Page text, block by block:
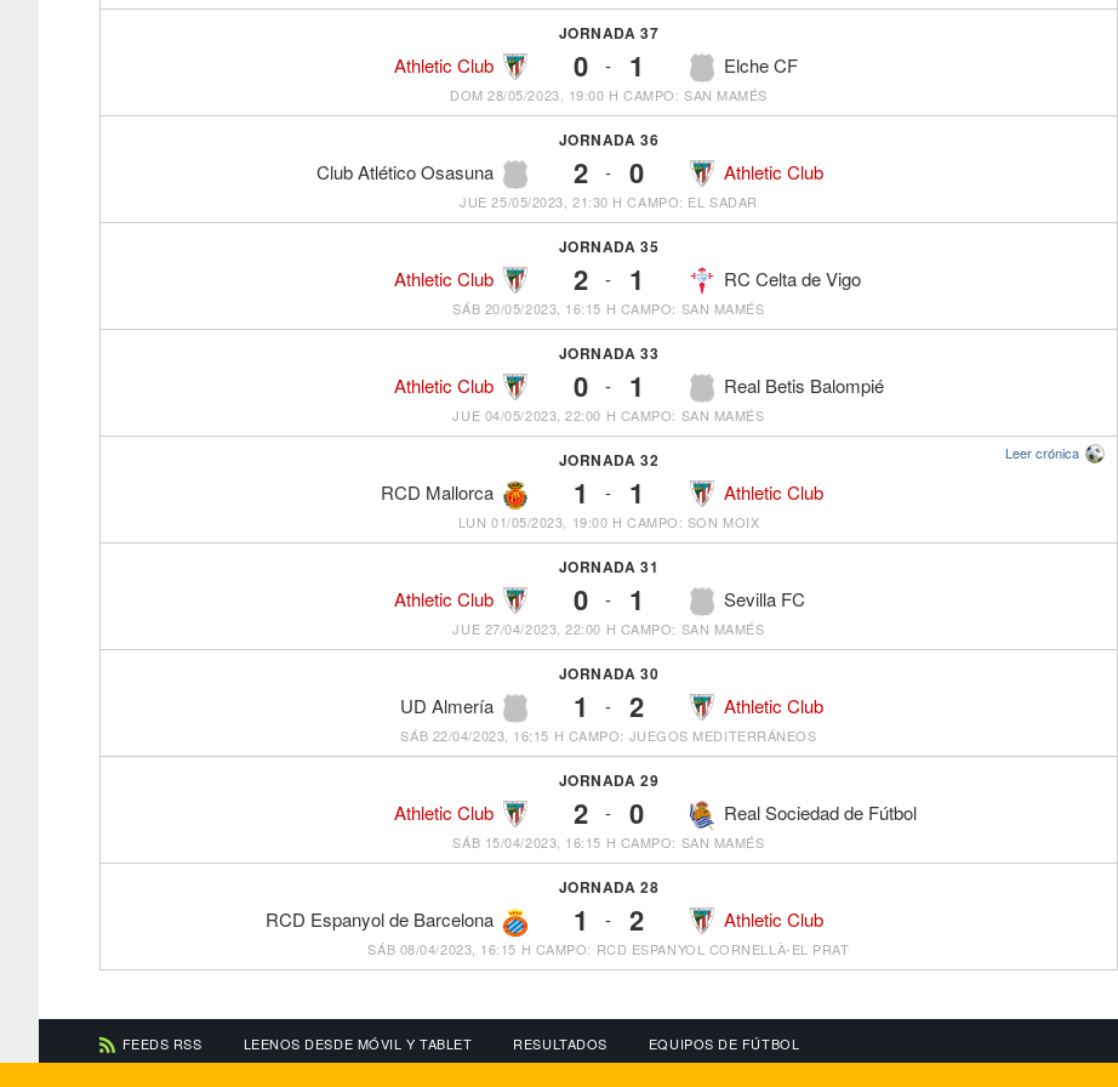
JORNADA 37
Athletic Club 0 - Elche CF
1
DOM 28/05/2023, 19:00 H CAMPO: SAN MAMÉS
JORNADA 36
Club Atlético Osasuna 2 - Athletic Club
0
JUE 25/05/2023, 21:30 H CAMPO: EL SADAR
JORNADA 35
Athletic Club 2 - RC Celta de Vigo
1
SÁB 20/05/2023, 16:15 H CAMPO: SAN MAMÉS
JORNADA 33
Athletic Club 0 - Real Betis Balompié
1
JUE 04/05/2023, 22:00 H CAMPO: SAN MAMÉS
JORNADA 32
RCD Mallorca 1 - Athletic Club
1
LUN 01/05/2023, 19:00 H CAMPO: SON MOIX
Leer crónica
JORNADA 31
Athletic Club 0 - Sevilla FC
1
JUE 27/04/2023, 22:00 H CAMPO: SAN MAMÉS
JORNADA 30
UD Almería 1 - Athletic Club
2
SÁB 22/04/2023, 16:15 H CAMPO: JUEGOS MEDITERRÁNEOS
JORNADA 29
Athletic Club 2 - Real Sociedad de Fútbol
0
SÁB 15/04/2023, 16:15 H CAMPO: SAN MAMÉS
JORNADA 28
RCD Espanyol de Barcelona 1 - Athletic Club
2
SÁB 08/04/2023, 16:15 H CAMPO: RCD ESPANYOL CORNELLÀ-EL PRAT
FEEDS RSS LEENOS DESDE MÓVIL Y TABLET RESULTADOS EQUIPOS DE FÚTBOL